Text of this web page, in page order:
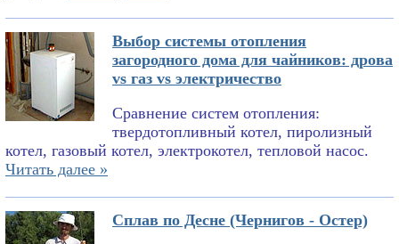
Выбор системы отопления
загородного дома для чайников: дрова
vs газ vs электричество
Сравнение систем отопления:
твердотопливный котел, пиролизный
котел, газовый котел, электрокотел, тепловой насос.
Читать далее »
Сплав по Десне (Чернигов - Остер)